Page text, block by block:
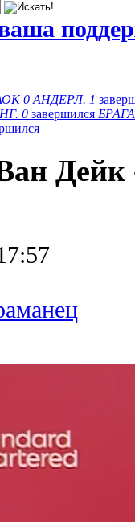
0 АНДЕРЛ. 1
0 завершился БРАГА
Дейк